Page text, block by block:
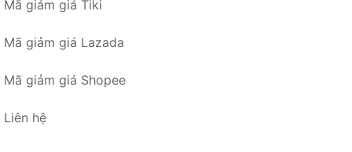
Mã giảm giá Tiki
Mã giảm giá Lazada
Mã giảm giá Shopee
Liên hệ